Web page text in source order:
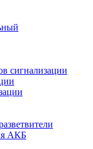
сигнализации
АКБ